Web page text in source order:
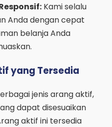
Kami selalu
Anda dengan cepat
belanja Anda
yang Tersedia
jenis arang aktif,
dapat disesuaikan
aktif ini tersedia